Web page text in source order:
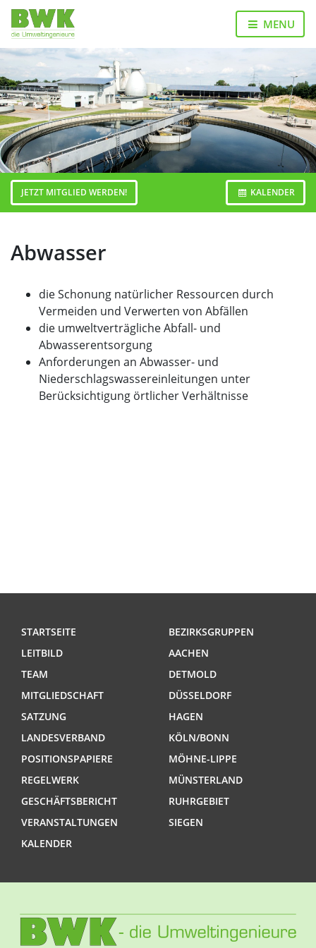
Home
Landesverband
Bezirksgruppen
Junges
Forum
Veranstaltungen
Publikationen MENU
JETZT MITGLIED WERDEN! KALENDER
Abwasser
die Schonung natürlicher Ressourcen durch
Vermeiden und Verwerten von Abfällen
die umweltverträgliche Abfall- und
Abwasserentsorgung
Anforderungen an Abwasser- und
Niederschlagswassereinleitungen unter
Berücksichtigung örtlicher Verhältnisse
STARTSEITE
LEITBILD
TEAM
MITGLIEDSCHAFT
SATZUNG
LANDESVERBAND
POSITIONSPAPIERE
REGELWERK
GESCHÄFTSBERICHT
VERANSTALTUNGEN
KALENDER
BEZIRKSGRUPPEN
AACHEN
DETMOLD
DÜSSELDORF
HAGEN
KÖLN/BONN
MÖHNE-LIPPE
MÜNSTERLAND
RUHRGEBIET
SIEGEN